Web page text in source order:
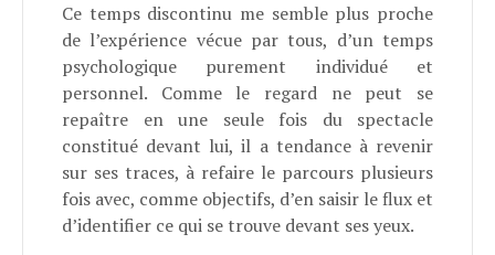
Ce temps discontinu me semble plus proche
de l’expérience vécue par tous, d’un temps
psychologique purement individué et
personnel. Comme le regard ne peut se
repaître en une seule fois du spectacle
constitué devant lui, il a tendance à revenir
sur ses traces, à refaire le parcours plusieurs
fois avec, comme objectifs, d’en saisir le flux et
d’identifier ce qui se trouve devant ses yeux.